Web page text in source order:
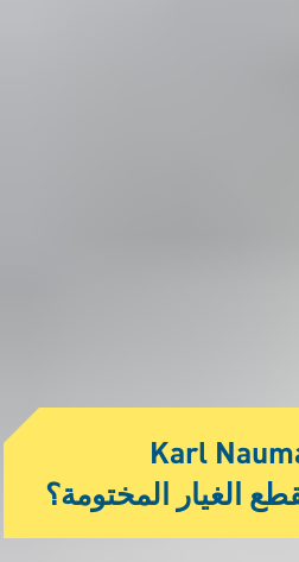
الغيار المختومة؟